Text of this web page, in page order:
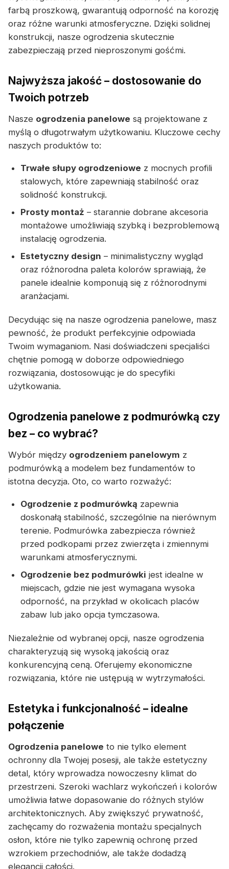
farbą proszkową, gwarantują odporność na korozję
oraz różne warunki atmosferyczne. Dzięki solidnej
konstrukcji, nasze ogrodzenia skutecznie
zabezpieczają przed nieproszonymi gośćmi.
Najwyższa jakość – dostosowanie do
Twoich potrzeb
Nasze ogrodzenia panelowe są projektowane z
myślą o długotrwałym użytkowaniu. Kluczowe cechy
naszych produktów to:
Trwałe słupy ogrodzeniowe z mocnych profili
stalowych, które zapewniają stabilność oraz
solidność konstrukcji.
Prosty montaż – starannie dobrane akcesoria
montażowe umożliwiają szybką i bezproblemową
instalację ogrodzenia.
Estetyczny design – minimalistyczny wygląd
oraz różnorodna paleta kolorów sprawiają, że
panele idealnie komponują się z różnorodnymi
aranżacjami.
Decydując się na nasze ogrodzenia panelowe, masz
pewność, że produkt perfekcyjnie odpowiada
Twoim wymaganiom. Nasi doświadczeni specjaliści
chętnie pomogą w doborze odpowiedniego
rozwiązania, dostosowując je do specyfiki
użytkowania.
Ogrodzenia panelowe z podmurówką czy
bez – co wybrać?
Wybór między ogrodzeniem panelowym z
podmurówką a modelem bez fundamentów to
istotna decyzja. Oto, co warto rozważyć:
Ogrodzenie z podmurówką zapewnia
doskonałą stabilność, szczególnie na nierównym
terenie. Podmurówka zabezpiecza również
przed podkopami przez zwierzęta i zmiennymi
warunkami atmosferycznymi.
Ogrodzenie bez podmurówki jest idealne w
miejscach, gdzie nie jest wymagana wysoka
odporność, na przykład w okolicach placów
zabaw lub jako opcja tymczasowa.
Niezależnie od wybranej opcji, nasze ogrodzenia
charakteryzują się wysoką jakością oraz
konkurencyjną ceną. Oferujemy ekonomiczne
rozwiązania, które nie ustępują w wytrzymałości.
Estetyka i funkcjonalność – idealne
połączenie
Ogrodzenia panelowe to nie tylko element
ochronny dla Twojej posesji, ale także estetyczny
detal, który wprowadza nowoczesny klimat do
przestrzeni. Szeroki wachlarz wykończeń i kolorów
umożliwia łatwe dopasowanie do różnych stylów
architektonicznych. Aby zwiększyć prywatność,
zachęcamy do rozważenia montażu specjalnych
osłon, które nie tylko zapewnią ochronę przed
wzrokiem przechodniów, ale także dodadzą
elegancji całości.